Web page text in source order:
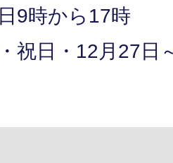
9時から17時
・祝日・12月27